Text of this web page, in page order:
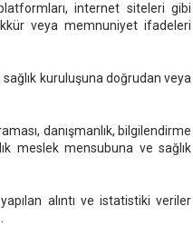
internet siteleri gibi
veya memnuniyet ifadeleri
kuruluşuna doğrudan veya
danışmanlık, bilgilendirme
meslek mensubuna ve sağlık
alıntı ve istatistiki veriler